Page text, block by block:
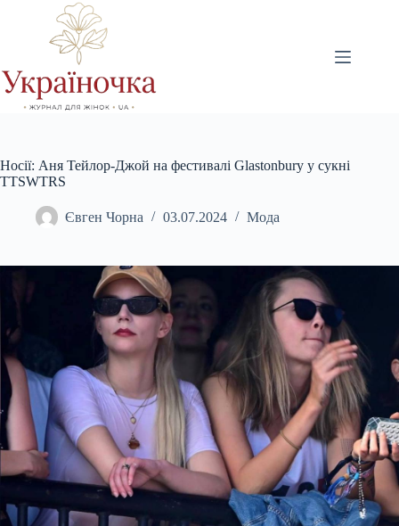
Носії: Аня Тейлор-Джой на фестивалі Glastonbury у сукні
TTSWTRS
Євген Чорна 03.07.2024 Мода